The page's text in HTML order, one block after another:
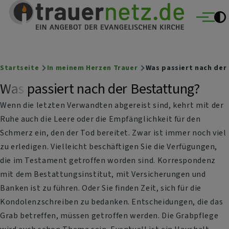
Direkt zum Inhalt
Trauernetz
Ein Angebot der evangelischen Kirche Menü
Breadcrumb
Startseite In meinem Herzen Trauer Was passiert nach
Was passiert nach der Bestattung?
Wenn die letzten Verwandten abgereist sind, kehrt mit der
Ruhe auch die Leere oder die Empfänglichkeit für den
Schmerz ein, den der Tod bereitet. Zwar ist immer noch viel
zu erledigen. Vielleicht beschäftigen Sie die Verfügungen,
die im Testament getroffen worden sind. Korrespondenz
mit dem Bestattungsinstitut, mit Versicherungen und
Banken ist zu führen. Oder Sie finden Zeit, sich für die
Kondolenzschreiben zu bedanken. Entscheidungen, die das
Grab betreffen, müssen getroffen werden. Die Grabpflege